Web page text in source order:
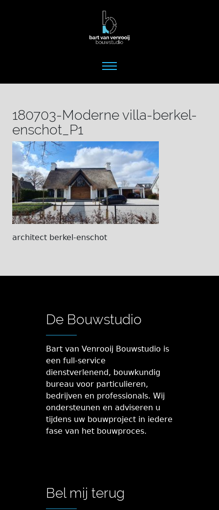
180703-Moderne villa-berkel-
enschot_P1
architect berkel-enschot
De Bouwstudio
Bart van Venrooij Bouwstudio is
een full-service
dienstverlenend, bouwkundig
bureau voor particulieren,
bedrijven en professionals. Wij
ondersteunen en adviseren u
tijdens uw bouwproject in iedere
fase van het bouwproces.
Bel mij terug